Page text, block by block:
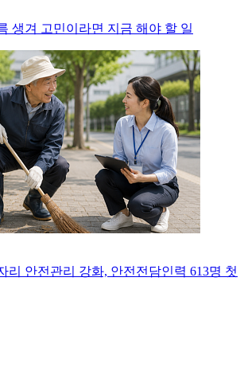
생겨 고민이라면 지금 해야 할 일
리 안전관리 강화, 안전전담인력 613명 첫